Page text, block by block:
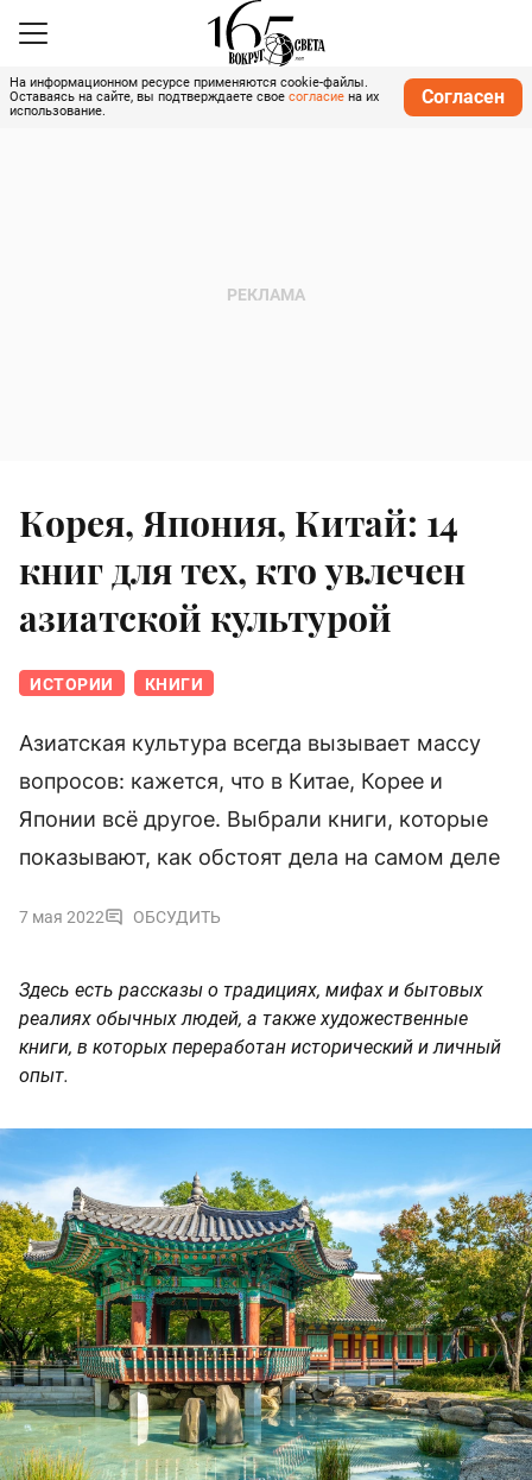
На информационном ресурсе применяются cookie-файлы.
Оставаясь на сайте, вы подтверждаете свое согласие на их
использование.
Согласен
Корея, Япония, Китай: 14
книг для тех, кто увлечен
азиатской культурой
ИСТОРИИ КНИГИ
Азиатская культура всегда вызывает массу
вопросов: кажется, что в Китае, Корее и
Японии всё другое. Выбрали книги, которые
показывают, как обстоят дела на самом деле
7 мая 2022 ОБСУДИТЬ
Здесь есть рассказы о традициях, мифах и бытовых
реалиях обычных людей, а также художественные
книги, в которых переработан исторический и личный
опыт.